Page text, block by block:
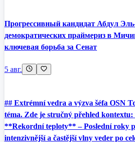
Прогрессивный кандидат Абдул
демократических праймериз в
ключевая борьба за Сенат
5 авг.
## Extrémní vedra a výzva šéfa OSN
téma. Zde je stručný přehled kontextu:
**Rekordní teploty** – Poslední roky
intenzivnější a častější vlny veder po